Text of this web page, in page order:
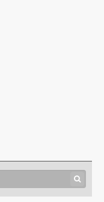
papper
på söder).